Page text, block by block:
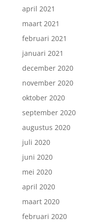
april 2021
maart 2021
februari 2021
januari 2021
december 2020
november 2020
oktober 2020
september 2020
augustus 2020
juli 2020
juni 2020
mei 2020
april 2020
maart 2020
februari 2020